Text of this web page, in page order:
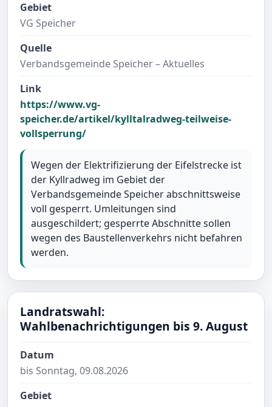
Gebiet
VG Speicher
Quelle
Verbandsgemeinde Speicher – Aktuelles
Link
https://www.vg-
speicher.de/artikel/kylltalradweg-teilweise-
vollsperrung/
Wegen der Elektrifizierung der Eifelstrecke ist
der Kyllradweg im Gebiet der
Verbandsgemeinde Speicher abschnittsweise
voll gesperrt. Umleitungen sind
ausgeschildert; gesperrte Abschnitte sollen
wegen des Baustellenverkehrs nicht befahren
werden.
Landratswahl:
Wahlbenachrichtigungen bis 9. August
Datum
bis Sonntag, 09.08.2026
Gebiet